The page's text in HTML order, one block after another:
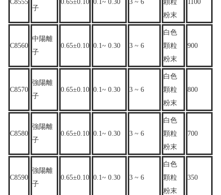
C8555
子
0.65±0.10 0.1~ 0.30 3 ~ 6
顆粒
粉末
1100
C8560
中陽離
子
0.65±0.10 0.1~ 0.30 3 ~ 6
白色
顆粒
粉末
900
C8570
強陽離
子
0.65±0.10 0.1~ 0.30 3 ~ 6
白色
顆粒
粉末
800
C8580
強陽離
子
0.65±0.10 0.1~ 0.30 3 ~ 6
白色
顆粒
粉末
700
C8590
強陽離
子
0.65±0.10 0.1~ 0.30 3 ~ 6
白色
顆粒
粉末
350